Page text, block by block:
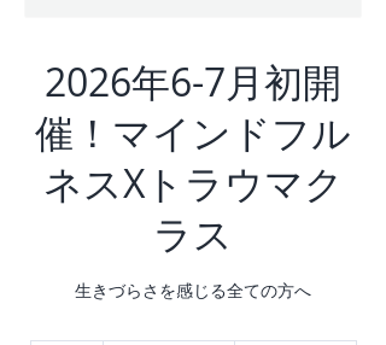
2026年6-7月初開
催！マインドフル
ネスXトラウマク
ラス
生きづらさを感じる全ての方へ